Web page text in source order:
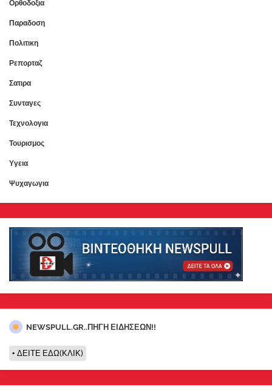
Ορθοδοξια
Παραδοση
Πολιτικη
Ρεπορταζ
Σατιρα
Συνταγες
Τεχνολογια
Τουρισμος
Υγεια
Ψυχαγωγια
NEWSPULL.GR..ΠΗΓΗ ΕΙΔΗΣΕΩΝ!!
ΔΕΙΤΕ ΕΔΩ(ΚΛΙΚ)